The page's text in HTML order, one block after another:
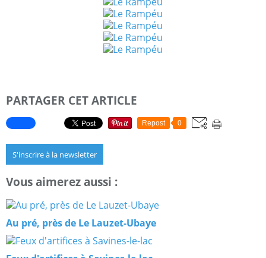
PARTAGER CET ARTICLE
Repost 0
S'inscrire à la newsletter
Vous aimerez aussi :
Au pré, près de Le Lauzet-Ubaye